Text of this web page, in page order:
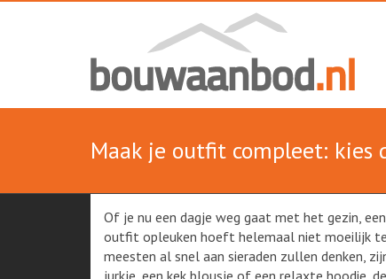
over
Bouw
Maak je outfit compleet: kies
Of je nu een dagje weg gaat met het gezin,
outfit opleuken hoeft helemaal niet moeilijk te
meesten al snel aan sieraden zullen denken,
jurkje, een kek blousje of een relaxte hoodie,